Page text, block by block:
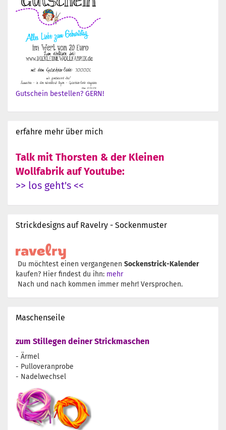
Gutschein bestellen? GERN!
erfahre mehr über mich
Talk mit Thorsten & der Kleinen
Wollfabrik auf Youtube:
>> los geht's <<
Strickdesigns auf Ravelry - Sockenmuster
Du möchtest einen vergangenen Sockenstrick-Kalender
kaufen? Hier findest du ihn: mehr
Nach und nach kommen immer mehr! Versprochen.
Maschenseile
zum Stillegen deiner Strickmaschen
- Ärmel
- Pulloveranprobe
- Nadelwechsel